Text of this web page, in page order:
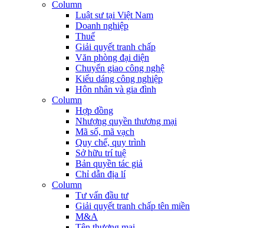
Column
Luật sư tại Việt Nam
Doanh nghiệp
Thuế
Giải quyết tranh chấp
Văn phòng đại diện
Chuyển giao công nghệ
Kiểu dáng công nghiệp
Hôn nhân và gia đình
Column
Hợp đồng
Nhượng quyền thương mại
Mã số, mã vạch
Quy chế, quy trình
Sở hữu trí tuệ
Bản quyền tác giả
Chỉ dẫn địa lí
Column
Tư vấn đầu tư
Giải quyết tranh chấp tên miền
M&A